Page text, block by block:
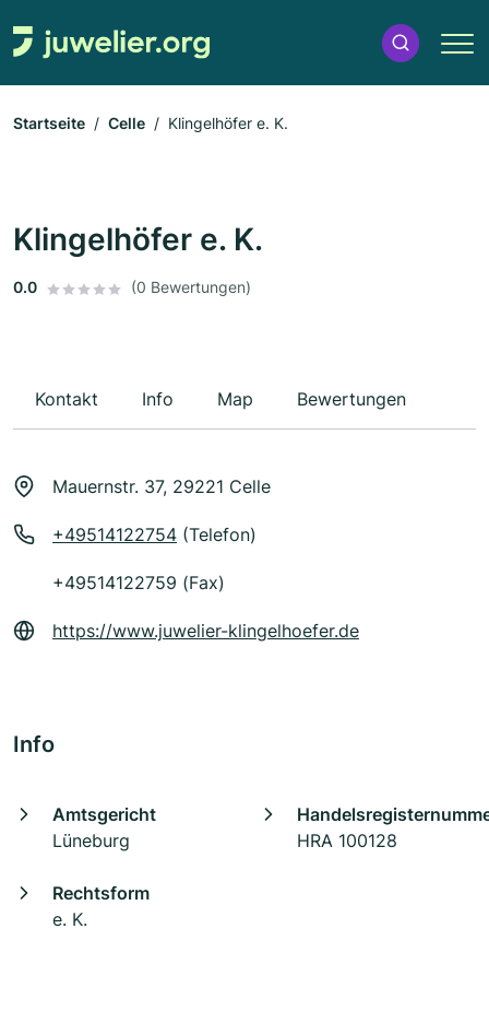
Startseite Celle Klingelhöfer e. K.
Klingelhöfer e. K.
0.0 (0 Bewertungen)
Kontakt Info Map Bewertungen
Mauernstr. 37, 29221 Celle
+49514122754 (Telefon)
+49514122759 (Fax)
https://www.juwelier-klingelhoefer.de
Info
Amtsgericht
Lüneburg
HRA 100128
Rechtsform
e. K.